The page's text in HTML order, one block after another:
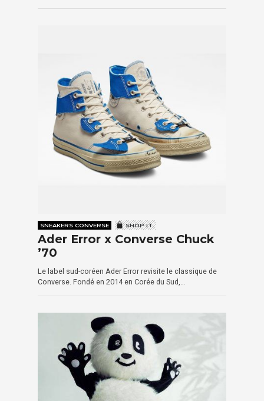
SNEAKERS CONVERSE SHOP IT
Ader Error x Converse Chuck
’70
Le label sud-coréen Ader Error revisite le classique de
Converse. Fondé en 2014 en Corée du Sud,…